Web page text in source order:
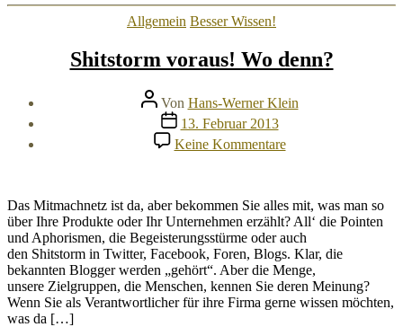
Kategorien
Allgemein Besser Wissen!
Shitstorm voraus! Wo denn?
Beitragsautor
Von Hans-Werner Klein
Veröffentlichungsdatum
13. Februar 2013
Keine Kommentarezu
Shitstorm
denn?
Das Mitmachnetz ist da, aber bekommen Sie alles mit, was man so
über Ihre Produkte oder Ihr Unternehmen erzählt? All‘ die Pointen
und Aphorismen, die Begeisterungsstürme oder auch
den Shitstorm in Twitter, Facebook, Foren, Blogs. Klar, die
bekannten Blogger werden „gehört“. Aber die Menge,
unsere Zielgruppen, die Menschen, kennen Sie deren Meinung?
Wenn Sie als Verantwortlicher für ihre Firma gerne wissen möchten,
was da […]